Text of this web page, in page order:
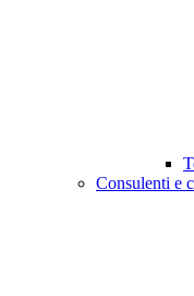
Consulenti e